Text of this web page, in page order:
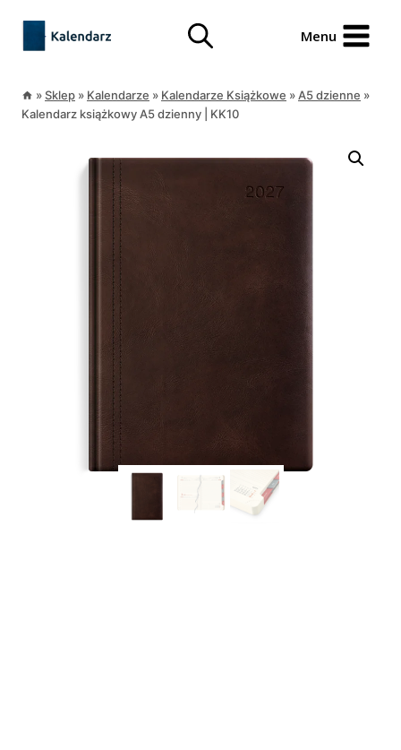
treści
treści
Menu
»Sklep » Kalendarze » Kalendarze Książkowe »A5 dzienne »
Kalendarz książkowy A5 dzienny | KK10